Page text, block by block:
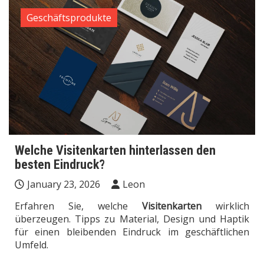
Geschäftsprodukte
Welche Visitenkarten hinterlassen den
besten Eindruck?
January 23, 2026
Leon
Erfahren Sie, welche Visitenkarten wirklich
überzeugen. Tipps zu Material, Design und Haptik
für einen bleibenden Eindruck im geschäftlichen
Umfeld.